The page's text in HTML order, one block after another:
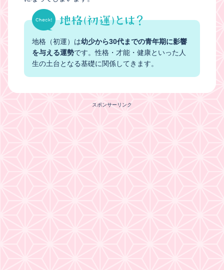
地格（初運）は幼少から30代までの青年期に影響
を与える運勢です。性格・才能・健康といった人
生の土台となる基礎に関係してきます。
スポンサーリンク